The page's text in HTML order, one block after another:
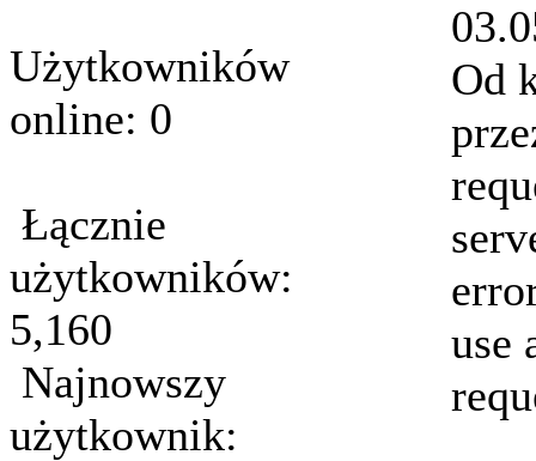
Użytkowników
online: 0
Łącznie
użytkowników:
5,160
Najnowszy
użytkownik:
Od
use